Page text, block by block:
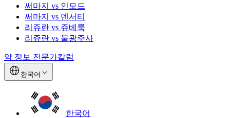
써마지 vs 인모드
써마지 vs 덴서티
리쥬란 vs 쥬베룩
리쥬란 vs 물광주사
약 정보 전문가칼럼
한국어
한국어